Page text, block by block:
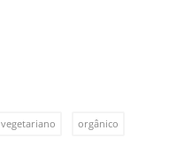
vegetariano orgânico